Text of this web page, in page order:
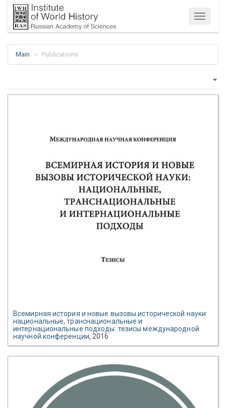
Menu
Main Publications
Всемирная история и новые вызовы исторической науки:
национальные, транснациональные и
интернациональные подходы: тезисы международной
научной конференции, 2016